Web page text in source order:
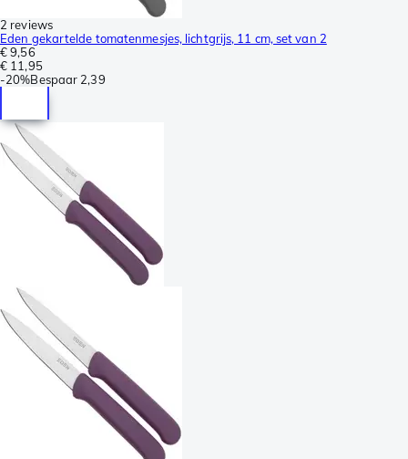
2 reviews
Eden gekartelde tomatenmesjes, lichtgrijs, 11 cm, set van 2
€ 9,56
€ 11,95
-20%Bespaar 2,39